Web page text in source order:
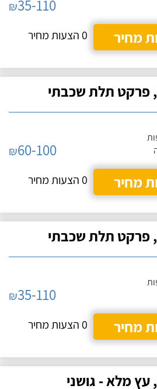
₪35-110
מחיר
0 הצעות מחיר
פרקט תלת שכבתי
₪60-100
מחיר
0 הצעות מחיר
פרקט תלת שכבתי
₪35-110
מחיר
0 הצעות מחיר
מלא - גושני